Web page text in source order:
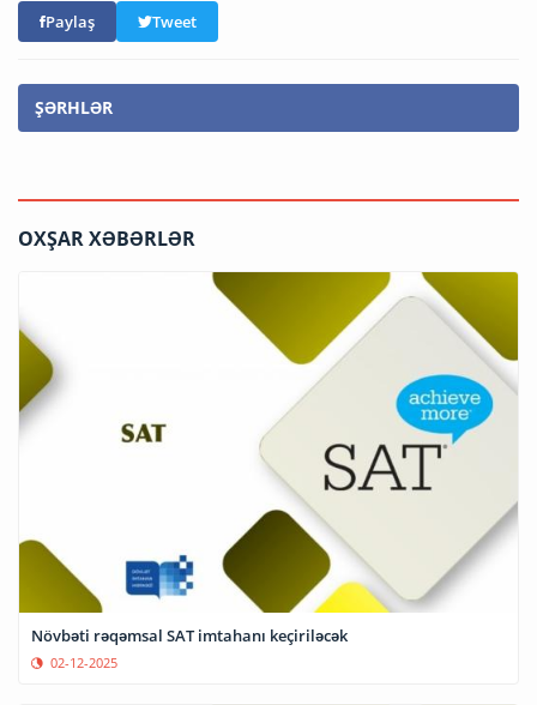
Paylaş Tweet
ŞƏRHLƏR
OXŞAR XƏBƏRLƏR
Növbəti rəqəmsal SAT imtahanı keçiriləcək
02-12-2025